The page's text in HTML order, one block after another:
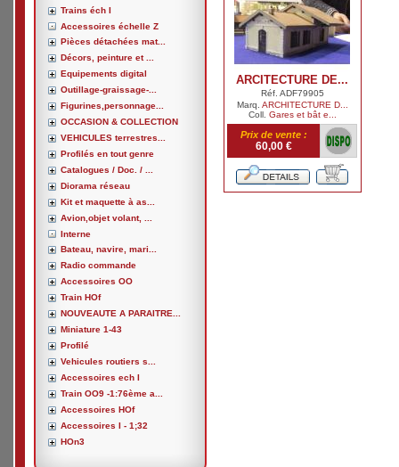
Trains éch I
Accessoires échelle Z
Pièces détachées mat...
Décors, peinture et ...
Equipements digital
Outillage-graissage-...
Figurines,personnage...
OCCASION & COLLECTION
VEHICULES terrestres...
Profilés en tout genre
Catalogues / Doc. / ...
Diorama réseau
Kit et maquette à as...
Avion,objet volant, ...
Interne
Bateau, navire, mari...
Radio commande
Accessoires OO
Train HOf
NOUVEAUTE A PARAITRE...
Miniature 1-43
Profilé
Vehicules routiers s...
Accessoires ech I
Train OO9 -1:76ème a...
Accessoires HOf
Accessoires I - 1;32
HOn3
ARCITECTURE DE...
Réf. ADF79905
Marq. ARCHITECTURE D...
Coll. Gares et bât e...
Prix de vente :
60,00 €